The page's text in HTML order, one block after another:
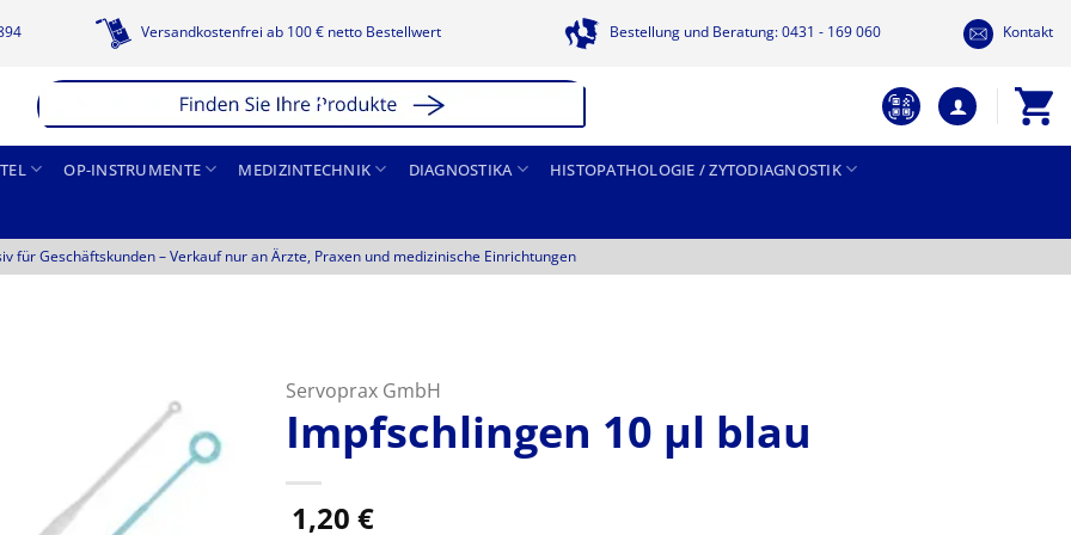
Versandkostenfrei ab 100 € netto Bestellwert Bestellung und Beratung: 0431 - 169 060 Kontakt
OP-INSTRUMENTE MEDIZINTECHNIK DIAGNOSTIKA HISTOPATHOLOGIE / ZYTODIAGNOSTIK
für Geschäftskunden –Verkauf nur an Ärzte, Praxen und medizinische Einrichtungen
Servoprax GmbH
Impfschlingen 10 µl blau
1,20 €